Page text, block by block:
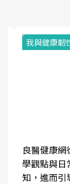
我與健康韌
良醫健康網
學觀點與日
知，進而引